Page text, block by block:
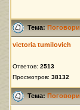
Тема:
victoria tumilovich
Ответов: 2513
Просмотров: 38132
Тема: